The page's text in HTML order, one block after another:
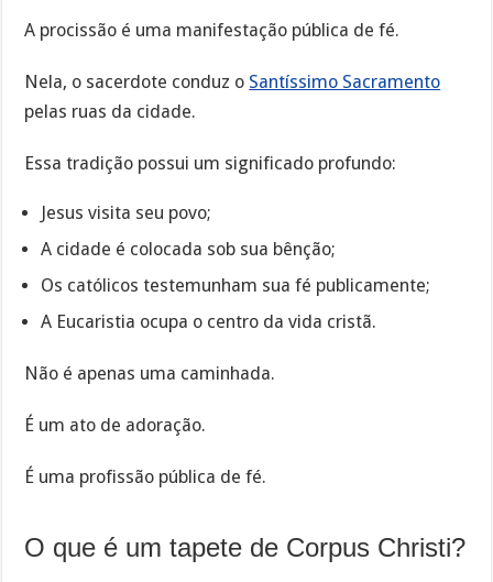
A procissão é uma manifestação pública de fé.
Nela, o sacerdote conduz o Santíssimo Sacramento
pelas ruas da cidade.
Essa tradição possui um significado profundo:
Jesus visita seu povo;
A cidade é colocada sob sua bênção;
Os católicos testemunham sua fé publicamente;
A Eucaristia ocupa o centro da vida cristã.
Não é apenas uma caminhada.
É um ato de adoração.
É uma profissão pública de fé.
O que é um tapete de Corpus Christi?